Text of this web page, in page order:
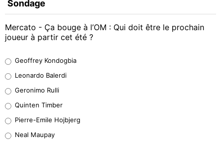
Sondage
Mercato - Ça bouge à l’OM : Qui doit être le prochain
joueur à partir cet été ?
38%
32%
5%
Geoffrey Kondogbia
Leonardo Balerdi
Geronimo Rulli
Quinten Timber
Pierre-Emile Hojbjerg
Neal Maupay